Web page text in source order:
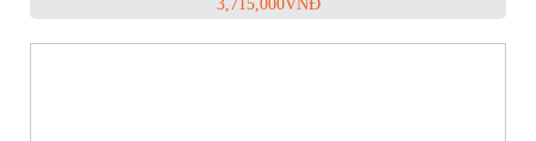
3,715,000VNĐ